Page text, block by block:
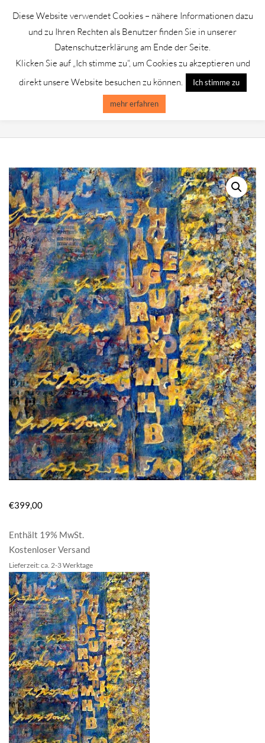
content GALERIE CHROMIK
Primary
Navigation
UTE MOHME /COLLAGE
€399,00
Enthält 19% MwSt.
Kostenloser Versand
Lieferzeit: ca. 2-3 Werktage
Diese Website verwendet Cookies – nähere Informationen dazu
und zu Ihren Rechten als Benutzer finden Sie in unserer
Datenschutzerklärung am Ende der Seite.
Klicken Sie auf „Ich stimme zu“, um Cookies zu akzeptieren und
direkt unsere Website besuchen zu können.
Ich stimme zu
mehr erfahren